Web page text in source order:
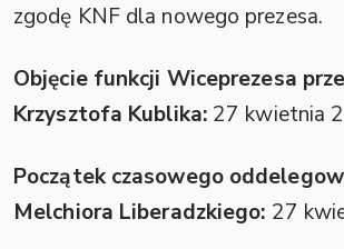
zgodę KNF dla nowego prezesa.
Objęcie funkcji Wiceprezesa
Krzysztofa Kublika:27 kwietnia
Początek czasowego
Melchiora Liberadzkiego: 27